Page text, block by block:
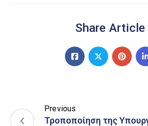
Share Article
Previous
Τροποποίηση της